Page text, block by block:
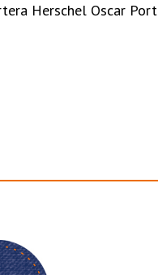
Herschel Oscar Port